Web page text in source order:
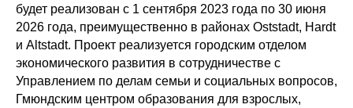
будет реализован с 1 сентября 2023 года по 30 июня
2026 года, преимущественно в районах Oststadt, Hardt
и Altstadt. Проект реализуется городским отделом
экономического развития в сотрудничестве с
Управлением по делам семьи и социальных вопросов,
Гмюндским центром образования для взрослых,